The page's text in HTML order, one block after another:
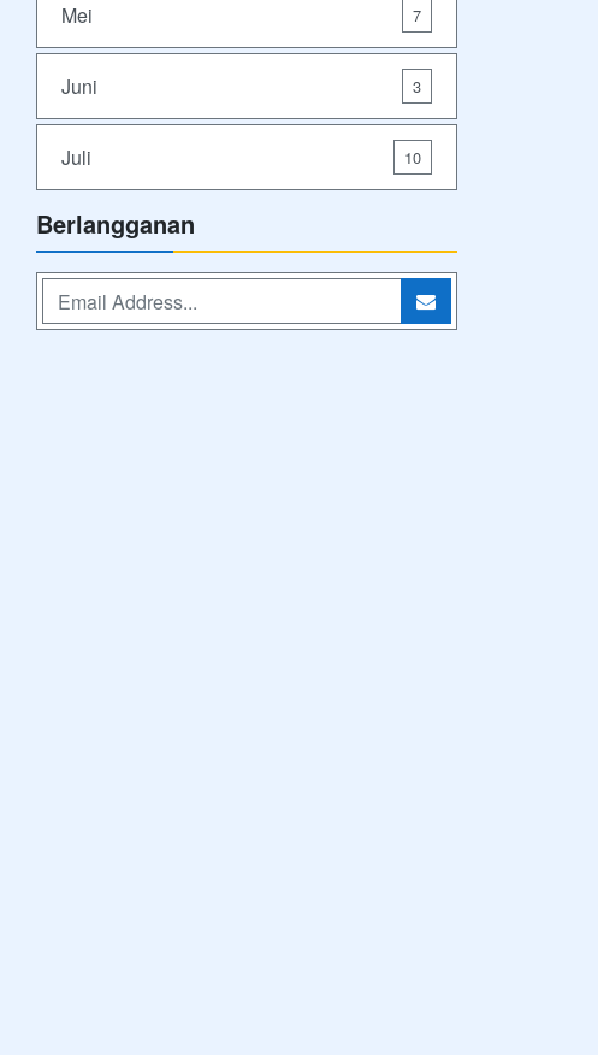
Mei 7
Juni 3
Juli 10
Berlangganan